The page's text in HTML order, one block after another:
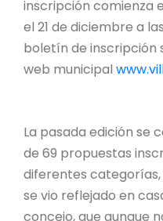
inscripción comienza
el 21 de diciembre a
boletín de inscripción
web municipal
La pasada edición se
de 69 propuestas
diferentes
se vio reflejado en
concejo, que aunque